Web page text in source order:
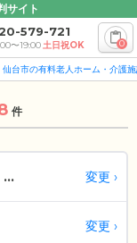
サイト
579-721
〜19:00土日祝OK 0
仙台市の有料老人ホーム・介護
件
... 変更
変更